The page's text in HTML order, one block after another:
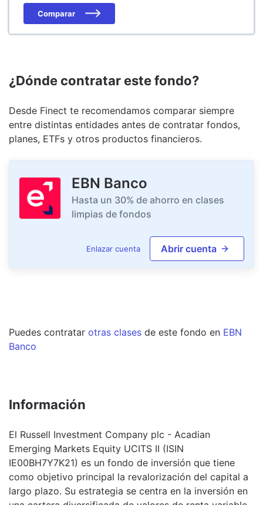
Comparar
¿Dónde contratar este fondo?
Desde Finect te recomendamos comparar siempre
entre distintas entidades antes de contratar fondos,
planes, ETFs y otros productos financieros.
EBN Banco
Hasta un 30% de ahorro en clases
limpias de fondos
Enlazar cuenta Abrir cuenta
Puedes contratar otras clases de este fondo en EBN
Banco
Información
El Russell Investment Company plc - Acadian
Emerging Markets Equity UCITS II (ISIN
IE00BH7Y7K21) es un fondo de inversión que tiene
como objetivo principal la revalorización del capital a
largo plazo. Su estrategia se centra en la inversión en